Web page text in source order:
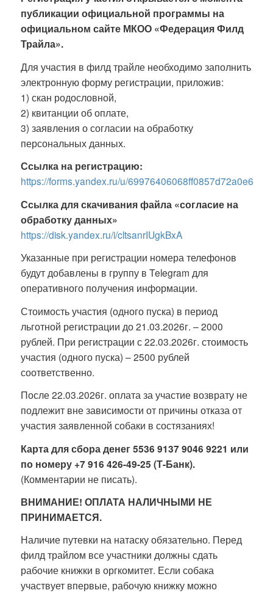
публикации официальной программы на
официальном сайте МКОО «Федерация Филд
Трайла».
Для участия в филд трайле необходимо заполнить
электронную форму регистрации, приложив:
1) скан родословной,
2) квитанции об оплате,
3) заявления о согласии на обработку
персональных данных.
Ссылка на регистрацию:
https://forms.yandex.ru/u/69976406068ff0857d72a0e6
Ссылка для скачивания файла «согласие на
обработку данных»
https://disk.yandex.ru/i/cltsanrIUgkBxA
Указанные при регистрации номера телефонов
будут добавлены в группу в Telegram для
оперативного получения информации.
Стоимость участия (одного пуска) в период
льготной регистрации до 21.03.2026г. – 2000
рублей. При регистрации с 22.03.2026г. стоимость
участия (одного пуска) – 2500 рублей
соответственно.
После 22.03.2026г. оплата за участие возврату не
подлежит вне зависимости от причины отказа от
участия заявленной собаки в состязаниях!
Карта для сбора денег 5536 9137 9046 9221 или
по номеру +7 916 426-49-25 (Т-Банк).
(Комментарии не писать).
ВНИМАНИЕ! ОПЛАТА НАЛИЧНЫМИ НЕ
ПРИНИМАЕТСЯ.
Наличие путевки на натаску обязательно. Перед
филд трайлом все участники должны сдать
рабочие книжки в оргкомитет. Если собака
участвует впервые, рабочую книжку можно